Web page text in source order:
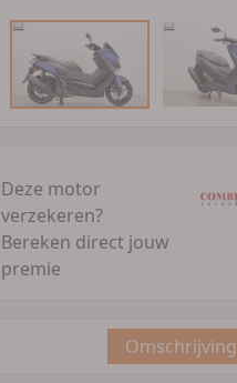
Deze motor
verzekeren?
Bereken direct jouw
premie
Omschrijving